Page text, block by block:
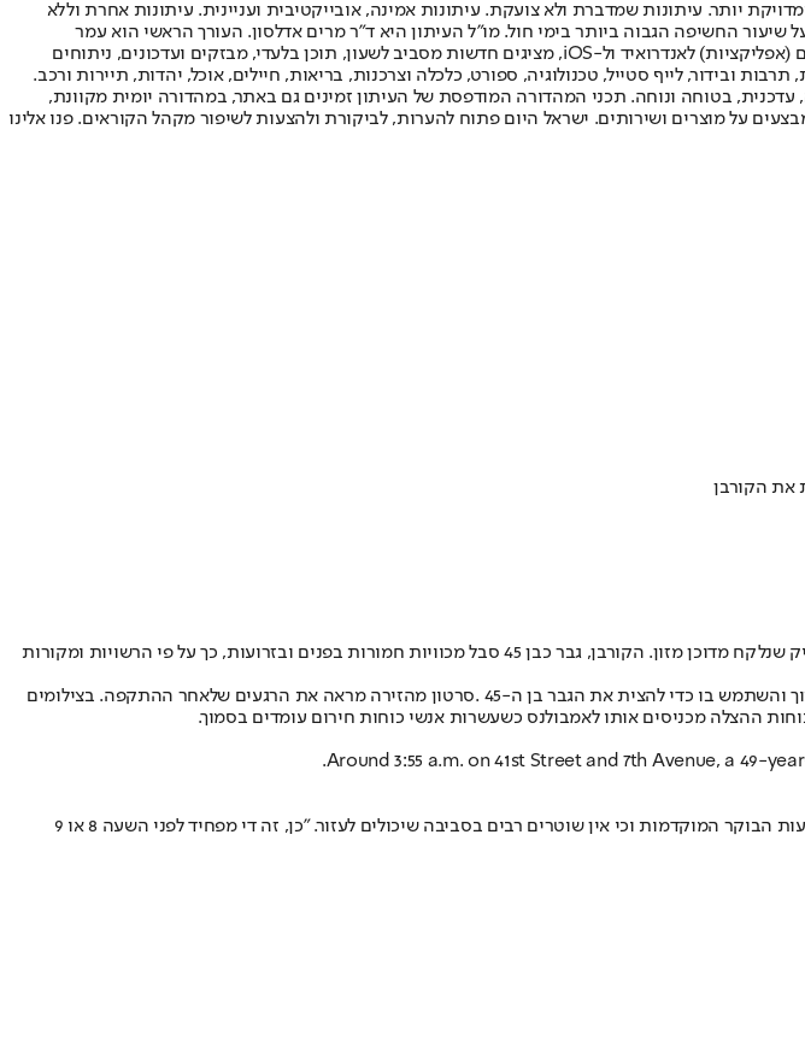
יותר. עיתונות שמדברת ולא צועקת. עיתונות אמינה, אובייקטיבית ועניינית. עיתונות אחרת וללא
וב-2010 הפך "ישראל היום" לעיתון הישראלי בעל שיעור החשיפה הגבוה ביותר בימי חול. מו"ל העיתון היא ד"ר מרים אדלסון. העורך הראשי הוא עמר
לחמנוביץ, והעורך המייסד הוא עמוס רגב. אתרי האינטרנט של "ישראל היום" בעברית ובאנגלית, כמו כן היישומונים (אפליקציות) לאנדרואיד ול-iOS, מציגים חדשות מסביב לשעון, תוכן בלעדי, מבזקים ועדכונים, ניתוחים
ובידור, לייף סטייל, טכנולוגיה, ספורט, כלכלה וצרכנות, בריאות, חיילים, אוכל, יהדות, תיירות ורכב.
עדכנית, בטוחה ונוחה. תכני המהדורה המודפסת של העיתון זמינים גם באתר, במהדורה יומית מקוונת,
על מוצרים ושירותים. ישראל היום פתוח להערות, לביקורת ולהצעות לשיפור מקהל הקוראים. פנו אלינו
את הקורבן
אדם הצית הלילה (בין ראשון לשני) גבר בטיימס סקוור שבניו יורק בהתקפה מחרידה שבוצעה באמצעות חומר דליק שנלקח מדוכן מזון. הקורבן, גבר כבן 45 סבל מכוויות חמורות בפנים ובזרועות, כך על פי הרשויות ומקורות
המשטרה עדיין מחפשת אחר התוקף, שהכיר את קורבנו ולפי הדיווחים לקח מיכל המכיל נוזל דליק מדוכן מזון סמוך והשתמש בו כדי להצית את הגבר בן ה-45 .סרטון מהזירה מראה את הרגעים שלאחר ההתקפה. בצילומים
ההצלה מכניסים אותו לאמבולנס כשעשרות אנשי כוחות חירום עומדים בסמוך.
Around 3:55 a.m. on 41st Street and 7th Avenue, a 49-
אישה מברוקלין העובדת במסעדה סמוכה לזירת האירוע אמרה לעיתון "הפוסט" כי האזור הופך "מפחיד למדי" בשעות הבוקר המוקדמות וכי אין שוטרים רבים בסביבה שיכולים לעזור. "כן, זה די מפחיד לפני השעה 8 או 9